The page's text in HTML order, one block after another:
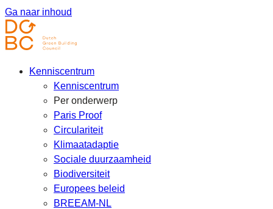
Ga naar inhoud
Kenniscentrum
Kenniscentrum
Per onderwerp
Paris Proof
Circulariteit
Klimaatadaptie
Sociale duurzaamheid
Biodiversiteit
Europees beleid
BREEAM-NL